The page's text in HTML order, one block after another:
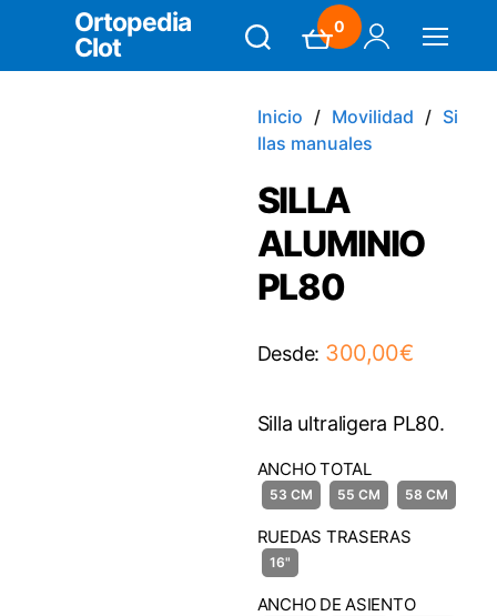
Ortopedia
Clot
0
Inicio Movilidad
Si
llas manuales
SILLA
ALUMINIO
PL80
Desde: 300,00€
Silla ultraligera PL80.
ANCHO TOTAL
RUEDAS TRASERAS
ANCHO DE ASIENTO